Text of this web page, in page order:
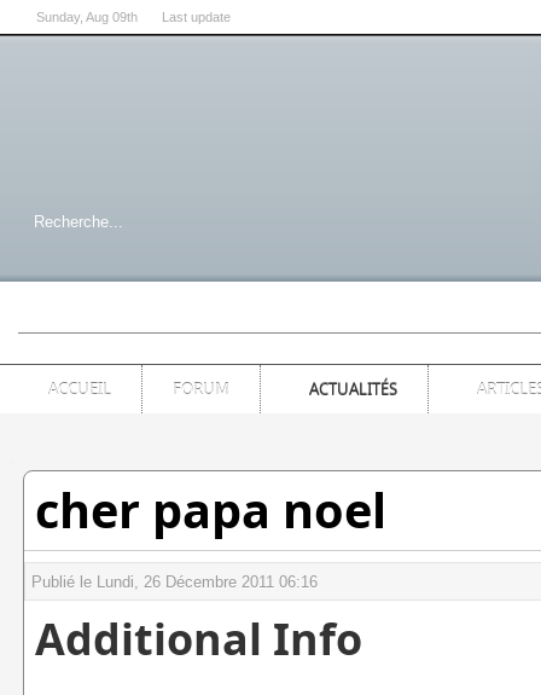
Sunday, Aug 09th Last update
ACCUEIL FORUM ACTUALITÉS
cher papa noel
Publié le Lundi, 26 Décembre 2011 06:16
Additional Info